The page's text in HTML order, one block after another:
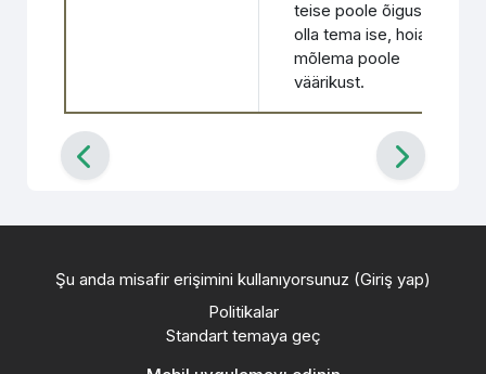
teise poole õigust
olla tema ise, hoia
mõlema poole
väärikust.
Şu anda misafir erişimini kullanıyorsunuz (Giriş yap)
Politikalar
Standart temaya geç